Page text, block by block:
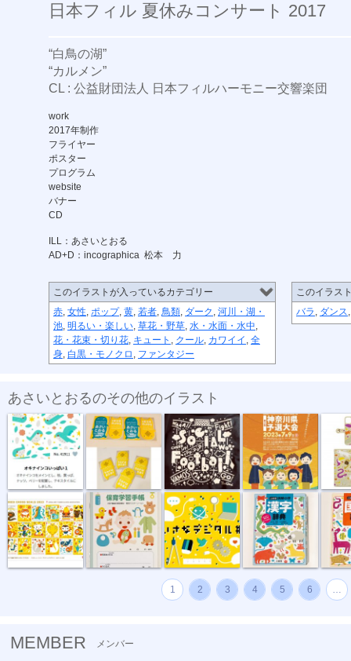
日本フィル 夏休みコンサート 2017
“白鳥の湖”
“カルメン”
CL : 公益財団法人 日本フィルハーモニー交響楽団
work
2017年制作
フライヤー
ポスター
プログラム
website
バナー
CD
ILL：あさいとおる
AD+D：incographica 松本 力
このイラストが入っているカテゴリー
赤, 女性, ポップ, 黄, 若者, 鳥類, ダーク , 河川・湖・
池, 明るい・楽しい, 草花・野草, 水・水面・水中,
花・花束・切り花, キュート , クール, カワイイ , 全
身, 白黒・モノクロ , ファンタジー
このイラス
バラ , ダンス
あさいとおるのその他のイラスト
テキスタイル... 名刺2022 ソーシャルフ...
“複十字シー... 母子健康手帳... ちいさなデジ... 例解小学 漢... 例解
1 2 3 4 5 6 …
MEMBER メンバー